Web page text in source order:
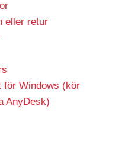
eller retur
för Windows (kör
AnyDesk)